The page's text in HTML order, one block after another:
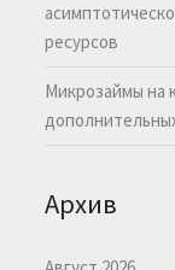
ресурсов
Микрозаймы на
Архив